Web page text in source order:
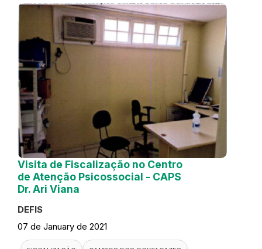
Visita de Fiscalização no Centro
de Atenção Psicossocial - CAPS
Dr. Ari Viana
DEFIS
07 de January de 2021